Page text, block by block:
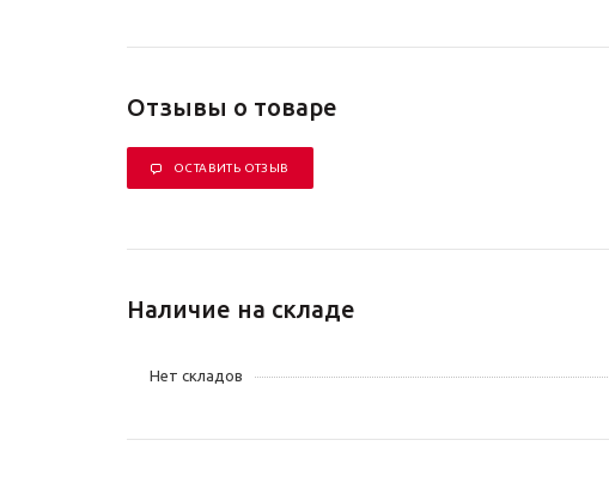
Отзывы о товаре
ОСТАВИТЬ ОТЗЫВ
Наличие на складе
Нет складов